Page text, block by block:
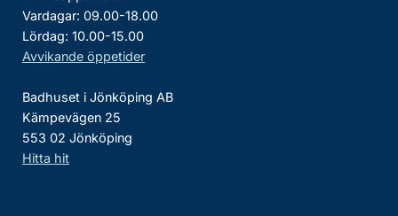
Vardagar: 09.00-18.00
Lördag: 10.00-15.00
Avvikande öppetider
Badhuset i Jönköping AB
Kämpevägen 25
553 02 Jönköping
Hitta hit